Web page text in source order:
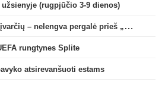
(rugpjūčio 3-9 dienos)
Po dviejų M. Liužinaitės įvarčių – nelengva pergalė prieš „Bangą“
rungtynes Splite
atsirevanšuoti estams